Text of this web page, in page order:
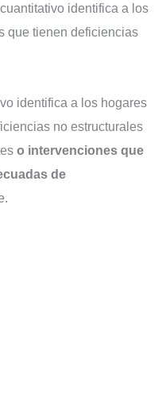
identifica a los
que tienen deficiencias
identifica a los hogares
no estructurales
o intervenciones que
de